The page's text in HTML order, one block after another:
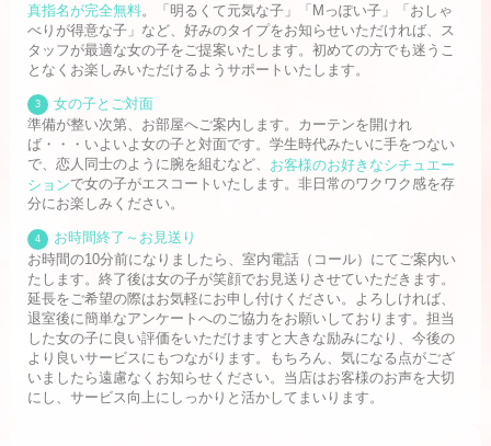
真指名が完全無料。「明るくて元気な子」「Mっぽい子」「おしゃ
べりが得意な子」など、好みのタイプをお知らせいただければ、ス
タッフが最適な女の子をご提案いたします。初めての方でも迷うこ
となくお楽しみいただけるようサポートいたします。
3
女の子とご対面
準備が整い次第、お部屋へご案内します。カーテンを開けれ
ば・・・いよいよ女の子と対面です。学生時代みたいに手をつない
で、恋人同士のように腕を組むなど、 お客様のお好きなシチュエー
ションで女の子がエスコートいたします。非日常のワクワク感を存
分にお楽しみください。
4
お時間終了～お見送り
お時間の10分前になりましたら、室内電話（コール）にてご案内い
たします。終了後は女の子が笑顔でお見送りさせていただきます。
延長をご希望の際はお気軽にお申し付けください。よろしければ、
退室後に簡単なアンケートへのご協力をお願いしております。担当
した女の子に良い評価をいただけますと大きな励みになり、今後の
より良いサービスにもつながります。もちろん、気になる点がござ
いましたら遠慮なくお知らせください。当店はお客様のお声を大切
にし、サービス向上にしっかりと活かしてまいります。